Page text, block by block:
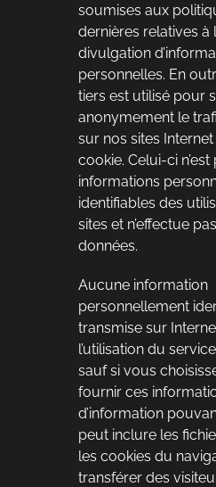
soumises aux
dernières relatives à
divulgation
personnelles. En
tiers est utilisé pour
anonymement le
sur nos sites
cookie. Celui-ci
informations
identifiables des
sites et n’effectue
données.
Aucune information
personnellement
transmise sur
l’utilisation du
sauf si vous
fournir ces
d’information
peut inclure les
les cookies du
transférer des